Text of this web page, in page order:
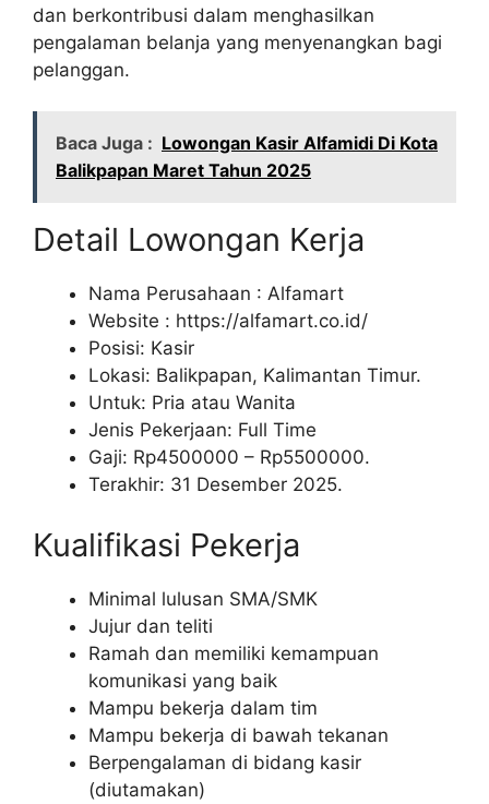
dan berkontribusi dalam menghasilkan
pengalaman belanja yang menyenangkan bagi
pelanggan.
Baca Juga : Lowongan Kasir Alfamidi Di Kota
Balikpapan Maret Tahun 2025
Detail Lowongan Kerja
Nama Perusahaan : Alfamart
Website : https://alfamart.co.id/
Posisi: Kasir
Lokasi: Balikpapan, Kalimantan Timur.
Untuk: Pria atau Wanita
Jenis Pekerjaan: Full Time
Gaji: Rp4500000 – Rp5500000.
Terakhir: 31 Desember 2025.
Kualifikasi Pekerja
Minimal lulusan SMA/SMK
Jujur dan teliti
Ramah dan memiliki kemampuan
komunikasi yang baik
Mampu bekerja dalam tim
Mampu bekerja di bawah tekanan
Berpengalaman di bidang kasir
(diutamakan)